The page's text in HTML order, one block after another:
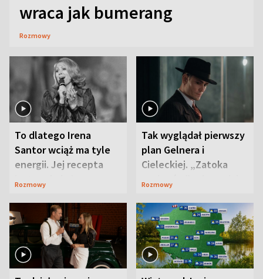
wraca jak bumerang
Rozmowy
To dlatego Irena
Santor wciąż ma tyle
energii. Jej recepta
jest zaskakująco
Rozmowy
Tak wyglądał pierwszy
plan Gelnera i
Cieleckiej. „Zatoka
szpiegów” od razu ich
Rozmowy